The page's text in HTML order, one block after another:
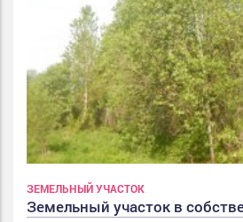
ЗЕМЕЛЬНЫЙ УЧАСТОК
Земельный участок в